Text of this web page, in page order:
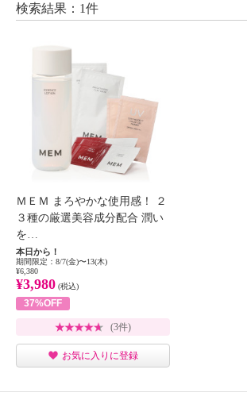
検索結果：1件
ＭＥＭ まろやかな使用感！ ２
３種の厳選美容成分配合 潤い
を…
本日から！
期間限定：8/7(金)〜13(木)
¥6,380
¥3,980 (税込)
37%OFF
(3件)
お気に入りに登録